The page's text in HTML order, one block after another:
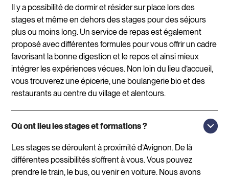
Il y a possibilité de dormir et résider sur place lors des
stages et même en dehors des stages pour des séjours
plus ou moins long. Un service de repas est également
proposé avec différentes formules pour vous offrir un cadre
favorisant la bonne digestion et le repos et ainsi mieux
intégrer les expériences vécues. Non loin du lieu d’accueil,
vous trouverez une épicerie, une boulangerie bio et des
restaurants au centre du village et alentours.
Où ont lieu les stages et formations ?
Les stages se déroulent à proximité d’Avignon. De là
différentes possibilités s’offrent à vous. Vous pouvez
prendre le train, le bus, ou venir en voiture. Nous avons